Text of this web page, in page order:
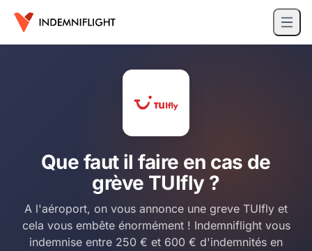
Que faut il faire en cas de
grève TUIfly ?
A l'aéroport, on vous annonce une greve TUIfly et
cela vous embête énormément ! Indemniflight vous
indemnise entre 250 € et 600 € d'indemnités en